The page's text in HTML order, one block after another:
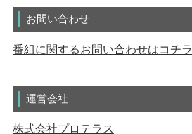
お問い合わせ
番組に関するお問い合わせはコチラ
運営会社
株式会社プロテラス